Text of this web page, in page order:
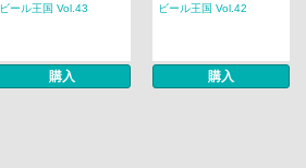
ビール王国 Vol.43
購入
ビール王国 Vol.42
購入